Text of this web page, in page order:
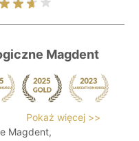
Magdent
Pokaż więcej >>
Magdent,